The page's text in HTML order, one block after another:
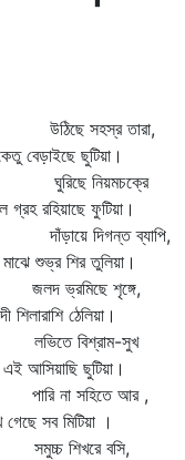
উঠিছে সহস্র তারা,
ছুটিয়া।
নিয়মচক্রে
রহিয়াছে ফুটিয়া।
দিগন্ত ব্যাপি,
শুভ্র শির তুলিয়া।
জলদ ভ্রমিছে শৃঙ্গে,
ঠেলিয়া।
লভিতে বিশ্রাম-সুখ
ছুটিয়া।
না সহিতে আর ,
সব মিটিয়া ।
সমুচ্চ শিখরে বসি,